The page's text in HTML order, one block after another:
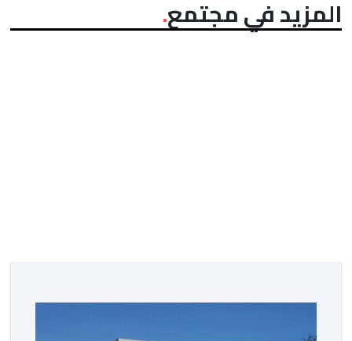
المزيد في مجتمع